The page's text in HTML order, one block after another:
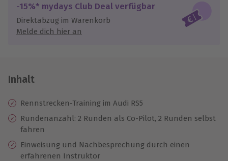
Jeder Gutschein für alle Erlebnisse einlösbar.
Maximale Sicherheit
10 Jahre gültig & verlängerbar.
-15%* mydays Club Deal verfügbar
Direktabzug im Warenkorb
Melde dich hier an
Inhalt
Rennstrecken-Training im Audi RS5
Rundenanzahl: 2 Runden als Co-Pilot, 2 Runden selbst
fahren
Einweisung und Nachbesprechung durch einen
erfahrenen Instruktor